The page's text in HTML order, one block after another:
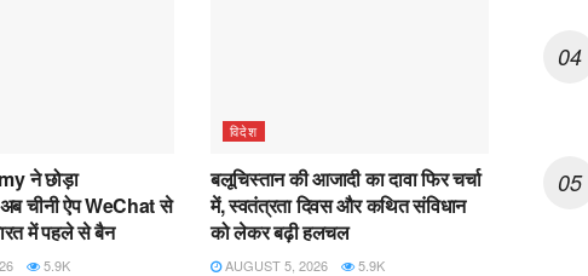
ने छोड़ा
चीनी ऐप WeChat से
में पहले से बैन
5.9K
विदेश
बलूचिस्तान की आजादी का दावा फिर चर्चा
में, स्वतंत्रता दिवस और कथित संविधान
को लेकर बढ़ी हलचल
AUGUST 5, 2026 5.9K